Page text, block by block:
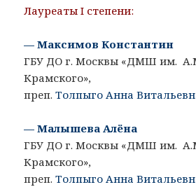
Лауреаты I степени:
— Максимов Константин
ГБУ ДО г. Москвы «ДМШ им.
Крамского»,
преп.Толпыго Анна
— Малышева Алёна
ГБУ ДО г. Москвы «ДМШ им.
Крамского»,
преп.Толпыго Анна